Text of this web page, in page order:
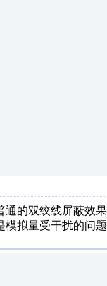
的双绞线屏蔽效
拟量受干扰的问